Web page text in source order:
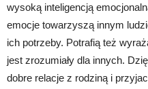
wysoką inteligencją
emocje towarzyszą innym
ich potrzeby. Potrafią też
jest zrozumiały dla innych.
dobre relacje z rodziną i